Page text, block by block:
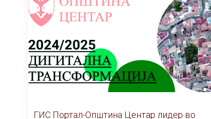
ГИС Портал-Општина Центар лидер во